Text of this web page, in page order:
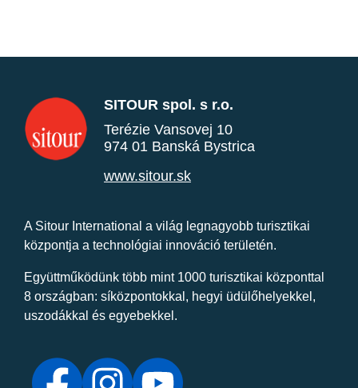
SITOUR spol. s r.o.
Terézie Vansovej 10
974 01 Banská Bystrica
www.sitour.sk
A Sitour International a világ legnagyobb turisztikai
központja a technológiai innováció területén.
Együttműködünk több mint 1000 turisztikai központtal
8 országban: síközpontokkal, hegyi üdülőhelyekkel,
uszodákkal és egyebekkel.